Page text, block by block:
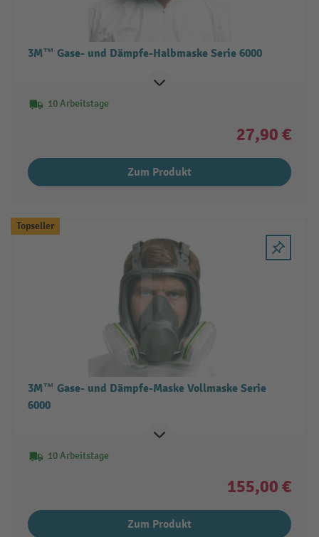
3M™ Gase- und Dämpfe-Halbmaske Serie 6000
10 Arbeitstage
27,90 €
Zum Produkt
Topseller
3M™ Gase- und Dämpfe-Maske Vollmaske Serie
6000
10 Arbeitstage
155,00 €
Zum Produkt